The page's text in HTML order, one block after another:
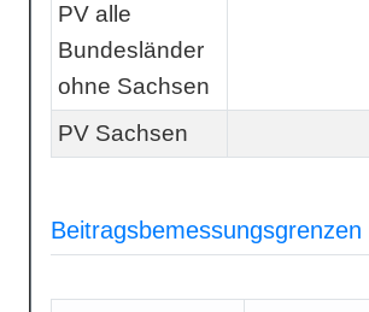
PV alle
Bundesländer
ohne Sachsen
PV Sachsen
Beitragsbemessungsgrenzen